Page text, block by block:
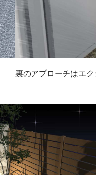
裏のアプローチはエク